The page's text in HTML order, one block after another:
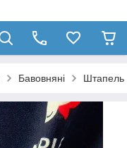
Бавовняні Штапель